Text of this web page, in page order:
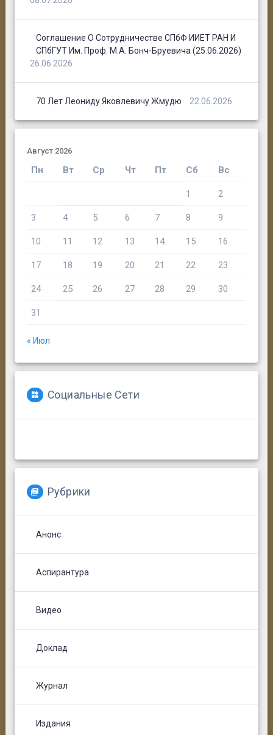
Соглашение О Сотрудничестве СПбФ ИИЕТ РАН И
СПбГУТ Им. Проф. М.А. Бонч-Бруевича (25.06.2026)
26.06.2026
70 Лет Леониду Яковлевичу Жмудю 22.06.2026
Август 2026
Пн Вт Ср Чт Пт Сб Вс
1 2
3 4 5 6 7 8 9
10 11 12 13 14 15 16
17 18 19 20 21 22 23
24 25 26 27 28 29 30
31
« Июл
Социальные Сети
Рубрики
Анонс
Аспирантура
Видео
Доклад
Журнал
Издания